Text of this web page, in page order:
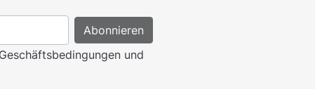
und